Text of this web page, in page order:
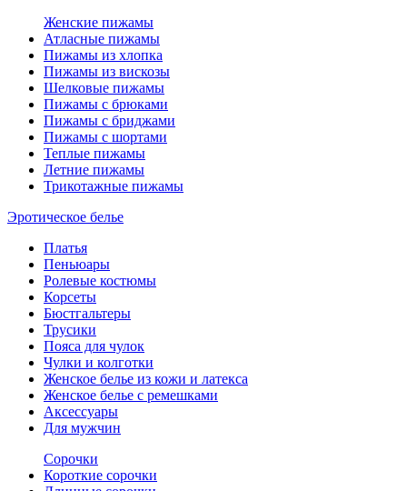
Женские пижамы
Атласные пижамы
Пижамы из хлопка
Пижамы из вискозы
Шелковые пижамы
Пижамы с брюками
Пижамы с бриджами
Пижамы с шортами
Теплые пижамы
Летние пижамы
Трикотажные пижамы
Эротическое белье
Платья
Пеньюары
Ролевые костюмы
Корсеты
Бюстгальтеры
Трусики
Пояса для чулок
Чулки и колготки
Женское белье из кожи и латекса
Женское белье с ремешками
Аксессуары
Для мужчин
Сорочки
Короткие сорочки